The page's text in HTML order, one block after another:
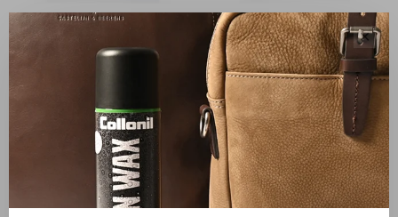
Heritage
RFID | brun
Heritage
Sac ordinateur 15,6" Peter
RFID | brun
€399,00
Trier par:
Affiche 1 - 4 de 4
✕